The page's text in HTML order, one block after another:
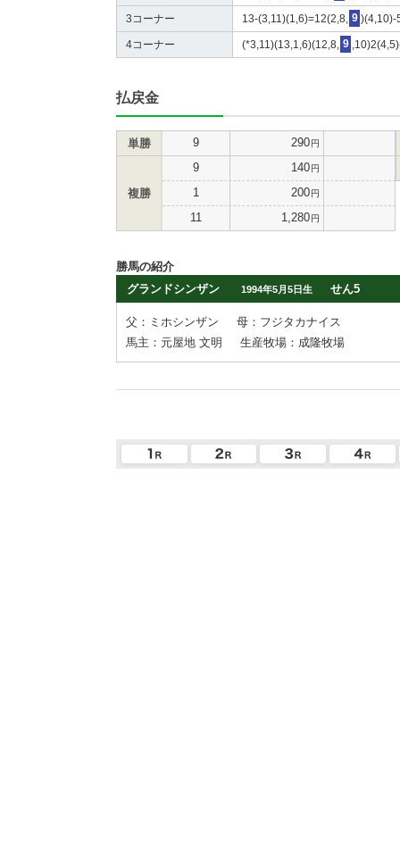
3コーナー 13-(3,11)(1,6)=12(2,8, 9 )(4,10)-
4コーナー (*3,11)(13,1,6)(12,8, 9
払戻金
単勝 9 290円
複勝
9 140円
1 200円
11 1,280円
勝馬の紹介
グランドシンザン
1994年5月5日生 せん5
父：ミホシンザン
母：フジタカナイス
馬主：元屋地 文明
生産牧場：成隆牧場